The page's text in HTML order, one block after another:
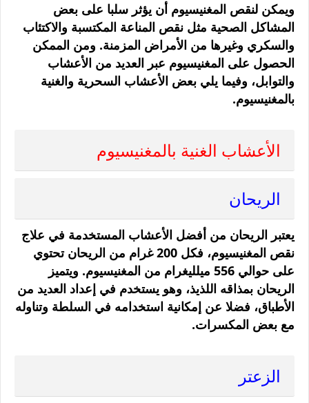
ويمكن لنقص المغنيسيوم أن يؤثر سلبا على بعض
المشاكل الصحية مثل نقص المناعة المكتسبة والاكتئاب
والسكري وغيرها من الأمراض المزمنة. ومن الممكن
الحصول على المغنيسيوم عبر العديد من الأعشاب
والتوابل، وفيما يلي بعض الأعشاب السحرية والغنية
بالمغنيسيوم.
الأعشاب الغنية بالمغنيسيوم
الريحان
يعتبر الريحان من أفضل الأعشاب المستخدمة في علاج
نقص المغنيسيوم، فكل 200 غرام من الريحان تحتوي
على حوالي 556 ميلليغرام من المغنيسيوم. ويتميز
الريحان بمذاقه اللذيذ، وهو يستخدم في إعداد العديد من
الأطباق، فضلا عن إمكانية استخدامه في السلطة وتناوله
مع بعض المكسرات.
الزعتر